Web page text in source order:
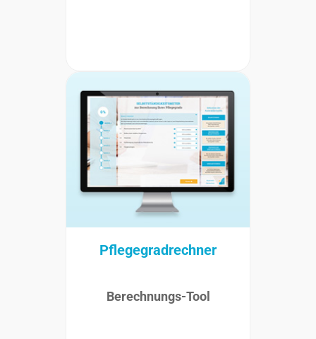
Pflegegradrechner
Berechnungs-Tool